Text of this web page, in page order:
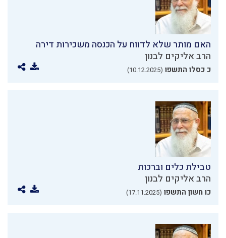
האם מותר שלא לדווח על הכנסה משכירות דירה
הרב אליקים לבנון
כ כסלו התשפו (10.12.2025)
טבילת כלים וברכות
הרב אליקים לבנון
כו חשון התשפו (17.11.2025)